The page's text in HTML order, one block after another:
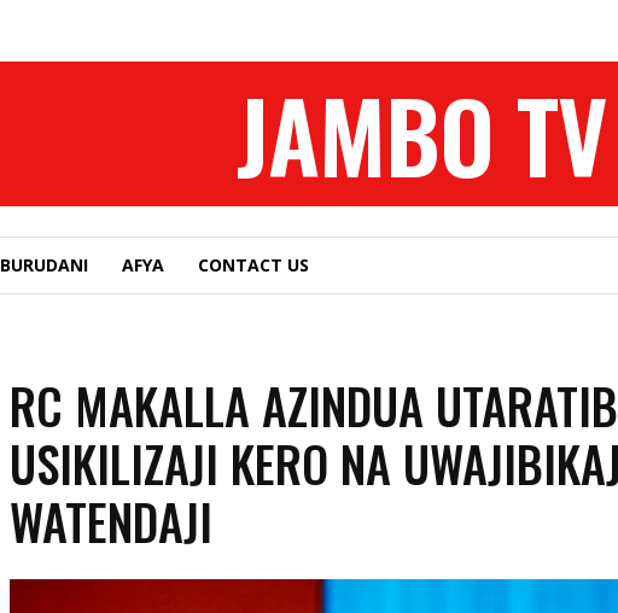
JAMBO TV
BURUDANI AFYA CONTACT US
RC MAKALLA AZINDUA
USIKILIZAJI KERO NA
WATENDAJI